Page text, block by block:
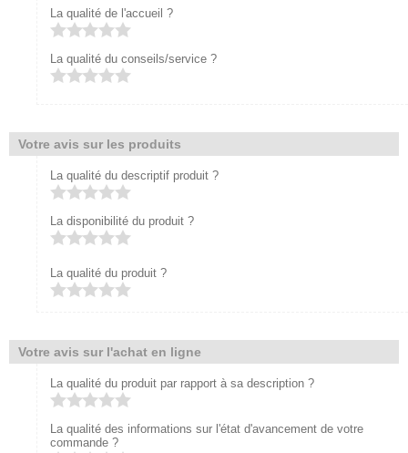
La qualité de l'accueil ?
La qualité du conseils/service ?
Votre avis sur les produits
La qualité du descriptif produit ?
La disponibilité du produit ?
La qualité du produit ?
Votre avis sur l'achat en ligne
La qualité du produit par rapport à sa description ?
La qualité des informations sur l'état d'avancement de votre
commande ?